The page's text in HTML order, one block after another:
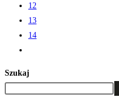
12
13
14
Szukaj